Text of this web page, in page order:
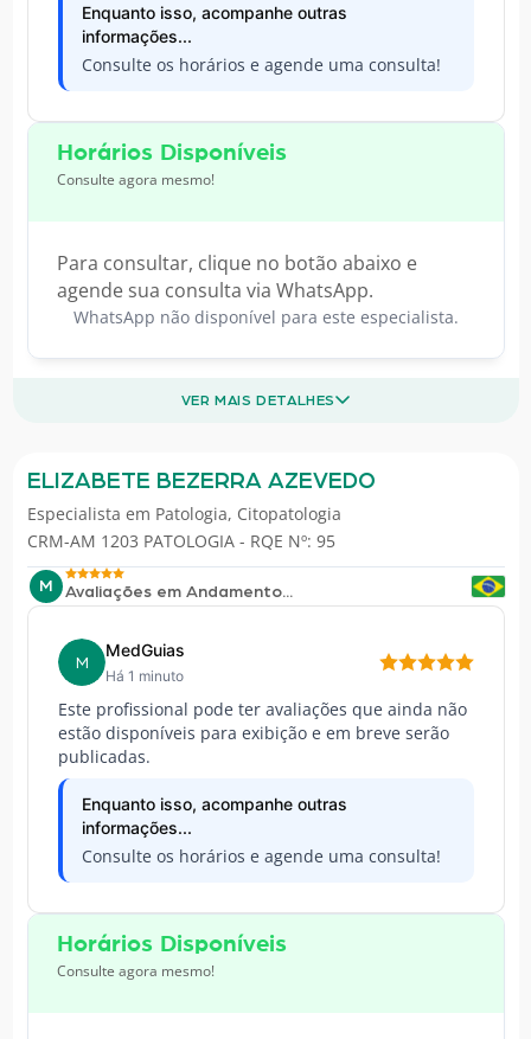
Enquanto isso, acompanhe outras
informações...
Consulte os horários e agende uma consulta!
Horários Disponíveis
Consulte agora mesmo!
Para consultar, clique no botão abaixo e
agende sua consulta via WhatsApp.
WhatsApp não disponível para este especialista.
VER MAIS DETALHES
ELIZABETE BEZERRA AZEVEDO
Especialista em Patologia, Citopatologia
CRM-AM 1203 PATOLOGIA - RQE Nº: 95
M Avaliações em Andamento...
M
MedGuias
Há 1 minuto
Este profissional pode ter avaliações que ainda não
estão disponíveis para exibição e em breve serão
publicadas.
Enquanto isso, acompanhe outras
informações...
Consulte os horários e agende uma consulta!
Horários Disponíveis
Consulte agora mesmo!